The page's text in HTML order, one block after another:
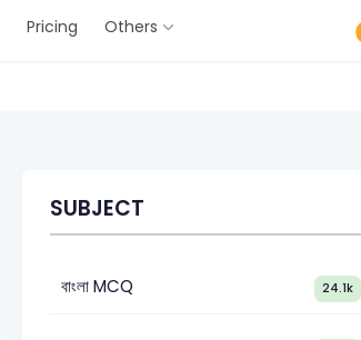
Pricing Others
SUBJECT
বাংলা MCQ 24.1k